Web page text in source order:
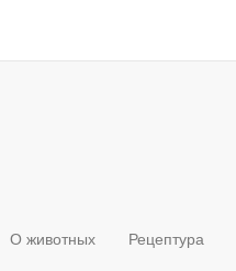
О животных Рецептура